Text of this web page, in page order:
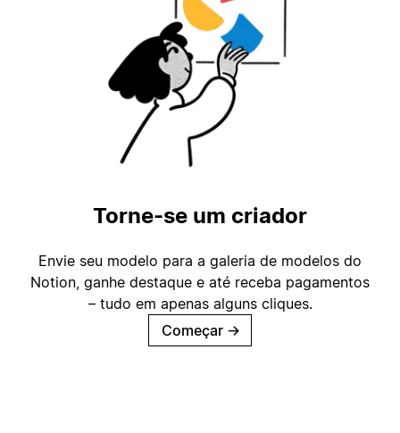
Torne-se um criador
Envie seu modelo para a galeria de modelos do
Notion, ganhe destaque e até receba pagamentos
– tudo em apenas alguns cliques.
Começar →